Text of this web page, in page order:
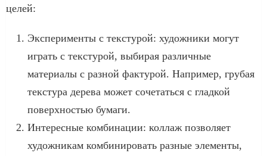
целей:
Эксперименты с текстурой: художники могут
играть с текстурой, выбирая различные
материалы с разной фактурой. Например, грубая
текстура дерева может сочетаться с гладкой
поверхностью бумаги.
Интересные комбинации: коллаж позволяет
художникам комбинировать разные элементы,